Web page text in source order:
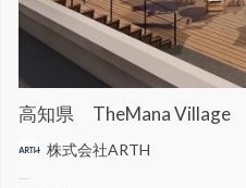
高知県 TheMana Village
株式会社ARTH